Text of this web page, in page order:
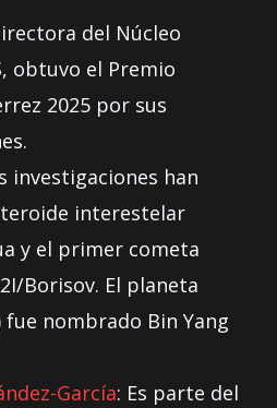
del Núcleo
obtuvo el Premio
2025 por sus
investigaciones han
interestelar
y el primer cometa
Borisov. El planeta
fue nombrado Bin Yang
García: Es parte del